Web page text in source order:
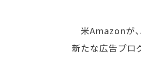
米Amazonが
新たな広告プロ